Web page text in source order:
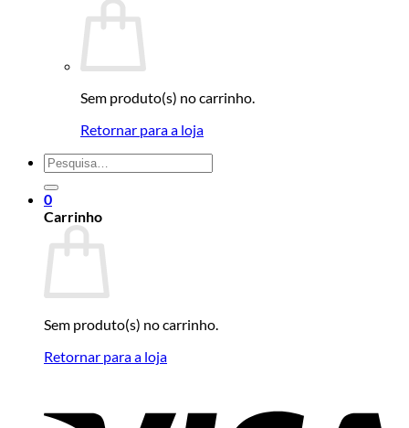
Sem produto(s) no carrinho.
Retornar para a loja
Pesquisar
por:
0
Carrinho
Sem produto(s) no carrinho.
Retornar para a loja